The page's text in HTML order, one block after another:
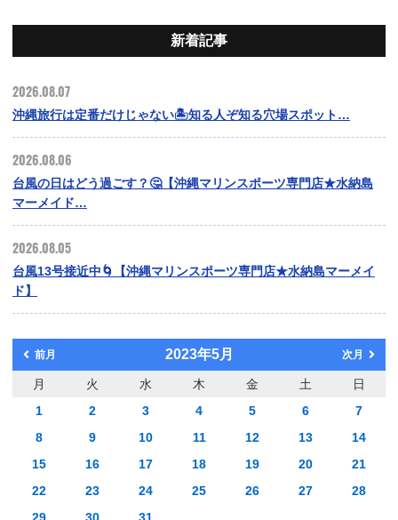
新着記事
2026.08.07
沖縄旅行は定番だけじゃない🏝️知る人ぞ知る穴場スポット…
2026.08.06
台風の日はどう過ごす？🤔【沖縄マリンスポーツ専門店★水納島
マーメイド…
2026.08.05
台風13号接近中🌀【沖縄マリンスポーツ専門店★水納島マーメイ
ド】
前月 2023年5月 次月
月 火 水 木 金 土
日
1
2 3 4 5 6
7
8
9 10 11 12 13
14
15
16 17 18 19 20
21
22
23 24 25 26 27
28
29
30 31